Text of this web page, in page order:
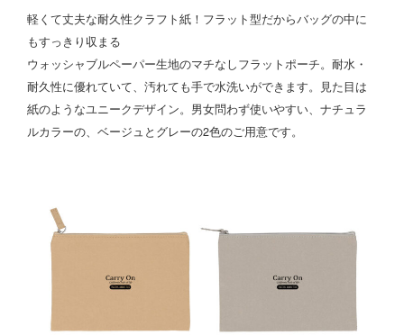
軽くて丈夫な耐久性クラフト紙！フラット型だからバッグの中に
もすっきり収まる
ウォッシャブルペーパー生地のマチなしフラットポーチ。耐水・
耐久性に優れていて、汚れても手で水洗いができます。見た目は
紙のようなユニークデザイン。男女問わず使いやすい、ナチュラ
ルカラーの、ベージュとグレーの2色のご用意です。